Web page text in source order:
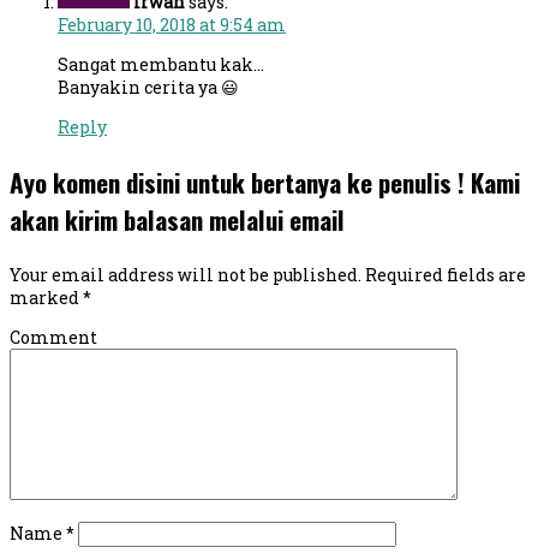
February 10, 2018 at 9:54 am
Sangat membantu kak…
Banyakin cerita ya 😃
Reply
Ayo komen disini untuk bertanya ke penulis ! Kami
akan kirim balasan melalui email
Your email address will not be published. Required fields are
marked *
Comment
Name *